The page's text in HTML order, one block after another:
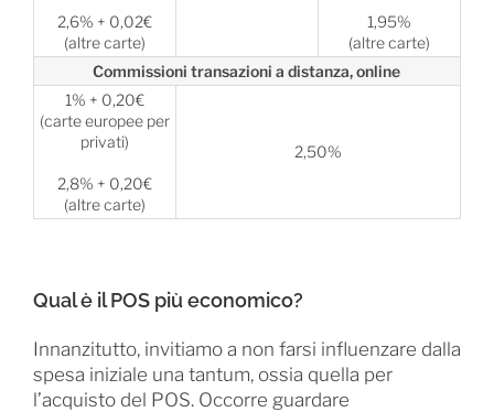
2,6% + 0,02€
(altre carte)
1,95%
(altre carte)
Commissioni transazioni a distanza, online
1% + 0,20€
(carte europee per
privati)
2,8% + 0,20€
(altre carte)
2,50%
Qual è il POS più economico?
Innanzitutto, invitiamo a non farsi influenzare dalla
spesa iniziale una tantum, ossia quella per
l’acquisto del POS. Occorre guardare